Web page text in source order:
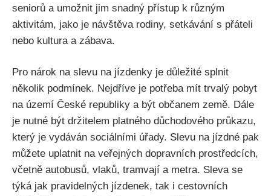
seniorů a⁢ umožnit jim snadný⁢ přístup k různým​
aktivitám, jako je ⁢návštěva rodiny, setkávání‌ s přáteli
nebo kultura ‌a zábava.
Pro nárok na ​slevu na‍ jízdenky ‍je důležité ⁢splnit ​
několik podmínek. Nejdříve⁤ je potřeba mít trvalý pobyt
‌na ⁤území České republiky a‌ být občanem země. Dále
je nutné⁣ být držitelem platného důchodového průkazu,
který je vydáván‌ sociálními ⁤úřady. Slevu na‍ jízdné pak
můžete uplatnit na veřejných dopravních prostředcích,
včetně​ autobusů, vlaků, tramvají a metra. Sleva‌ se
týká jak pravidelných jízdenek, tak i ⁣cestovních